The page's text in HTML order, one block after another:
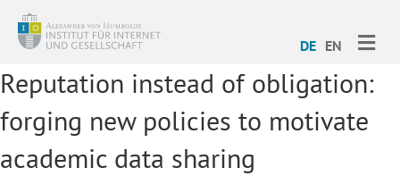
DE EN
Reputation instead of obligation:
forging new policies to motivate
academic data sharing